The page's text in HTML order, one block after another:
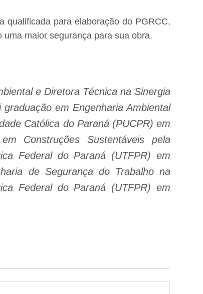
qualificada para elaboração do PGRCC,
maior segurança para sua obra.
e Diretora Técnica na Sinergia
em Engenharia Ambiental
Católica do Paraná (PUCPR) em
Construções Sustentáveis pela
Federal do Paraná (UTFPR) em
de Segurança do Trabalho na
Federal do Paraná (UTFPR) em